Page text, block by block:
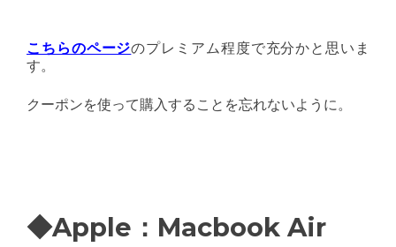
こちらのページのプレミアム程度で充分かと思いま
す。
クーポンを使って購入することを忘れないように。
◆Apple：Macbook Air